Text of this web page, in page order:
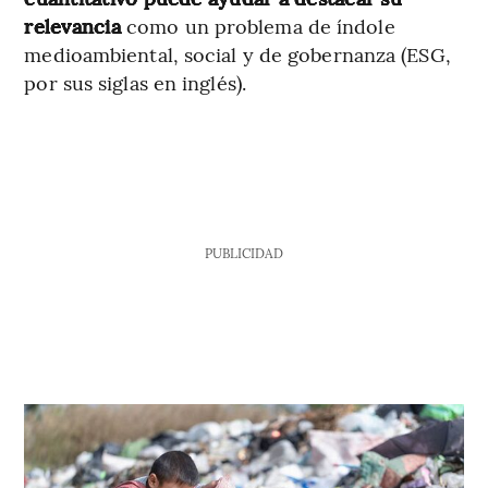
relevanciacomo un problema de índole
medioambiental, social y de gobernanza (ESG,
por sus siglas en inglés).
PUBLICIDAD